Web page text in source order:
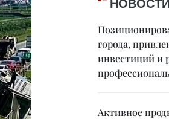
НОВОСТИ
города,
инвестиций и
Активное